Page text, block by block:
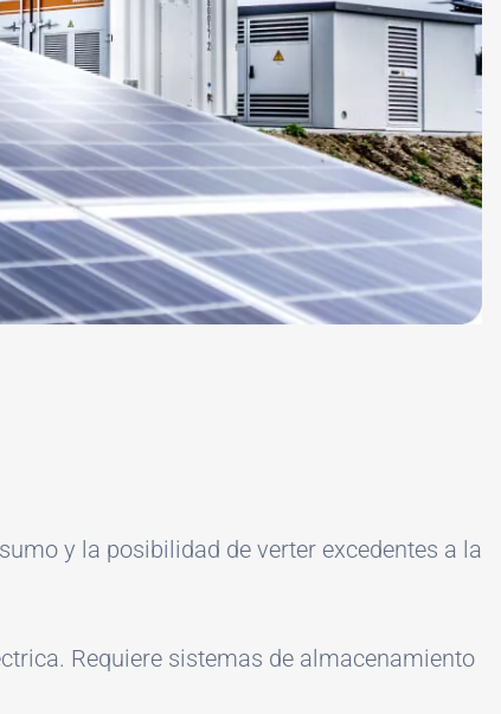
y la posibilidad de verter excedentes a la
Requiere sistemas de almacenamiento